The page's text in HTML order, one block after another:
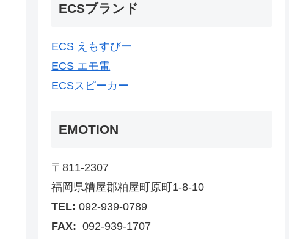
ECSブランド
ECS えもすびー
ECS エモ電
ECSスピーカー
EMOTION
〒811-2307
福岡県糟屋郡粕屋町原町1-8-10
TEL:092-939-0789
FAX: 092-939-1707